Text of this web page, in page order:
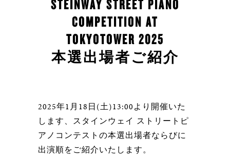
STEINWAY STREET PIANO
COMPETITION AT
TOKYOTOWER 2025
本選出場者ご紹介
2025年1月18日(土)13:00より開催いた
します、スタインウェイ ストリートピ
アノコンテストの本選出場者ならびに
出演順をご紹介いたします。